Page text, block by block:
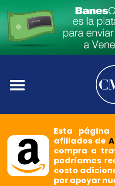
Esta página
afiliados de
compra a
podríamos
costo
por apoyar